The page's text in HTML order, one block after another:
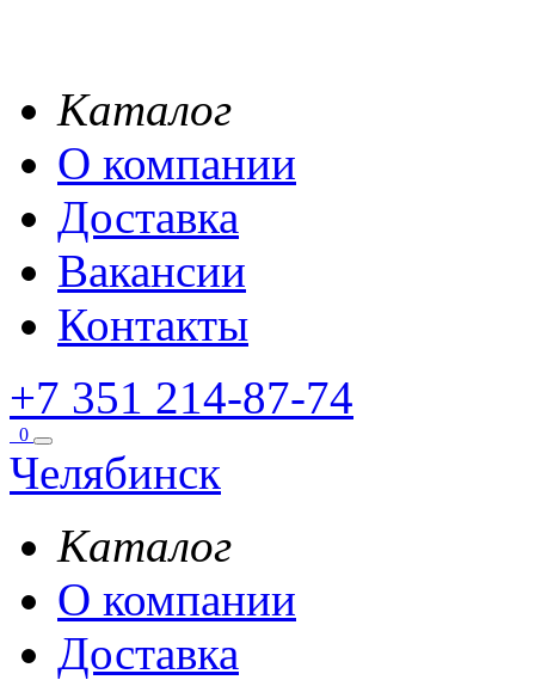
Каталог
О компании
Доставка
Вакансии
Контакты
+7 351 214-87-74
0
Челябинск
Каталог
О компании
Доставка